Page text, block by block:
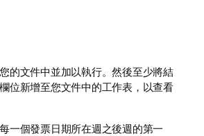
的文件中並加以執行。然後至少將結
位新增至您文件中的工作表，以查看
一個發票日期所在週之後週的第一